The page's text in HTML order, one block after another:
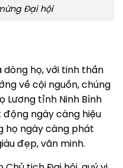
Đại hội
họ, với tinh thần
về cội nguồn, chúng
Lương tỉnh Ninh Bình
động ngày càng hiệu
họ ngày càng phát
đẹp, văn minh.